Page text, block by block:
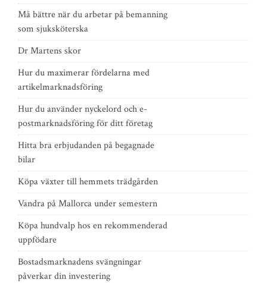
Må bättre när du arbetar på bemanning
som sjuksköterska
Dr Martens skor
Hur du maximerar fördelarna med
artikelmarknadsföring
Hur du använder nyckelord och e-
postmarknadsföring för ditt företag
Hitta bra erbjudanden på begagnade
bilar
Köpa växter till hemmets trädgården
Vandra på Mallorca under semestern
Köpa hundvalp hos en rekommenderad
uppfödare
Bostadsmarknadens svängningar
påverkar din investering